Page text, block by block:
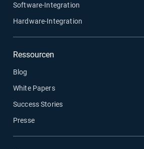
Software-Integration
Hardware-Integration
Ressourcen
Blog
White Papers
Success Stories
Presse